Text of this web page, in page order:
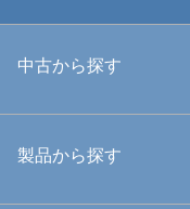
中古から探す
中古ハウジング
製品から探す